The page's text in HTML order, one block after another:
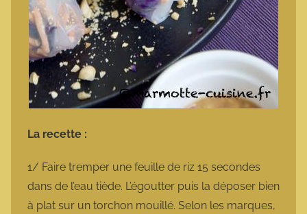
La recette :
1/ Faire tremper une feuille de riz 15 secondes
dans de l’eau tiède. L’égoutter puis la déposer bien
à plat sur un torchon mouillé. Selon les marques,